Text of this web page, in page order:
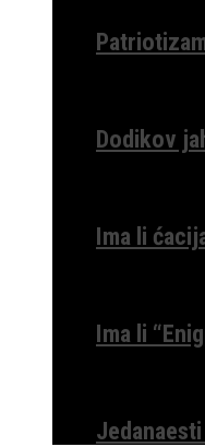
Dodikov
Ima li
Ima li